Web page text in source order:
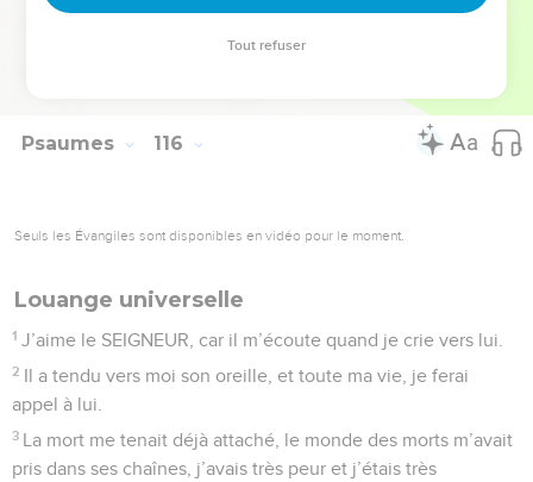
© Société biblique française – Bibli’O, 2000, avec autorisation. Pour vous procurer
Psaumes 116
Seuls les Évangiles sont disponibles en vidéo pour le moment.
Louange universelle
1 J’aime le SEIGNEUR, car il m’écoute quand je crie vers lui.
2 Il a tendu vers moi son oreille, et toute ma vie, je ferai
appel à lui.
3 La mort me tenait déjà attaché, le monde des morts m’avait
pris dans ses chaînes, j’avais très peur et j’étais très
Tout refuser